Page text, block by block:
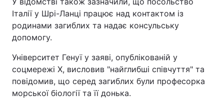
Італії у Шрі-Ланці працює над контактом із
родинами загиблих та надає консульську
допомогу.
Університет Генуї у заяві, опублікованій у
соцмережі X, висловив "найглибші співчуття" та
повідомив, що серед загиблих були професорка
морської біології та її донька.